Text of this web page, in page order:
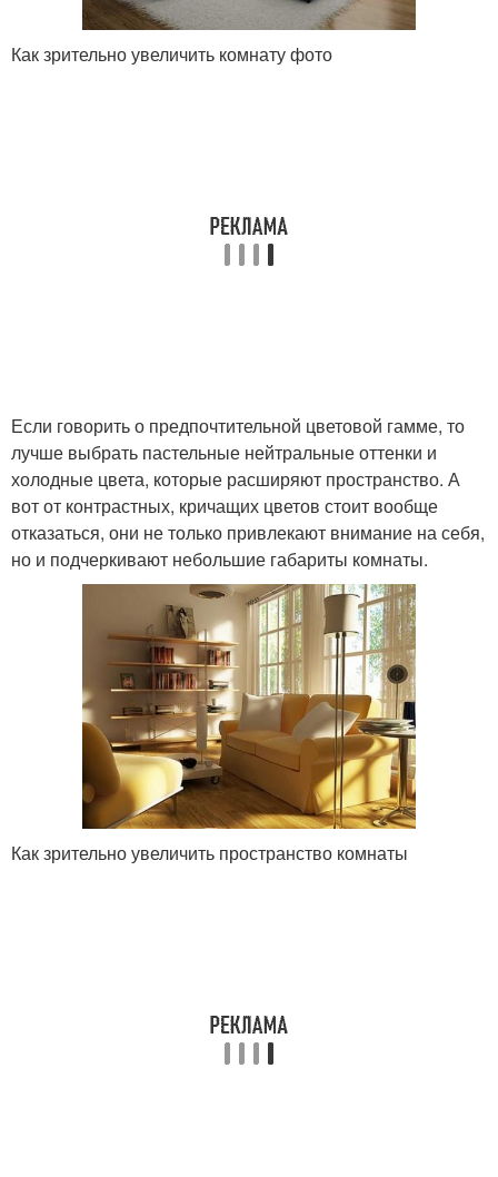
Как зрительно увеличить комнату фото
Если говорить о предпочтительной цветовой гамме, то
лучше выбрать пастельные нейтральные оттенки и
холодные цвета, которые расширяют пространство. А
вот от контрастных, кричащих цветов стоит вообще
отказаться, они не только привлекают внимание на себя,
но и подчеркивают небольшие габариты комнаты.
Как зрительно увеличить пространство комнаты